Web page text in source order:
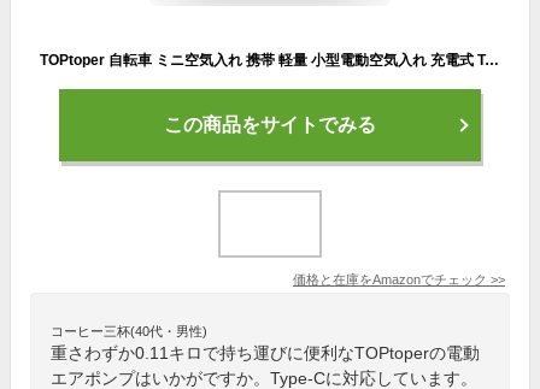
TOPtoper 自転車 ミニ空気入れ 携帯 軽量 小型電動空気入れ 充電式 Type-C ロードバイク 英式仏式米式バルブ対応 (110)
この商品をサイトでみる
価格と在庫をAmazonでチェック >>
コーヒー三杯(40代・男性)
重さわずか0.11キロで持ち運びに便利なTOPtoperの電動
エアポンプはいかがですか。Type-Cに対応しています。